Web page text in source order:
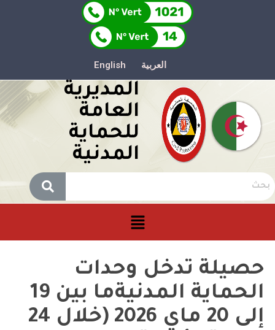
العربية English
المديرية
العامة
للحماية
المدنية
حصيلة تدخل وحدات
الحماية المدنيةما بين 19
إلى 20 ماي 2026 (خلال 24